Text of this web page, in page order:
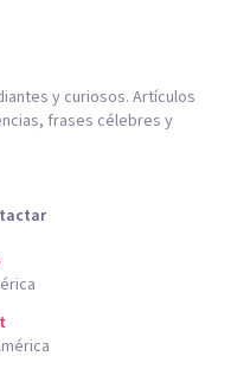
y curiosos. Artículos
frases célebres y